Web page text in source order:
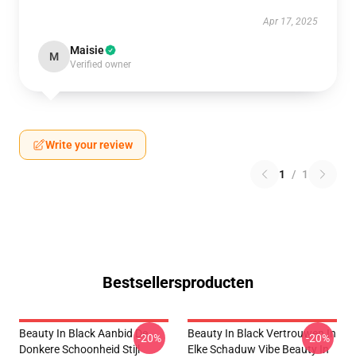
Apr 17, 2025
M Maisie
Verified owner
Write your review
1 / 1
Bestsellersproducten
Beauty In Black Aanbid De
Donkere Schoonheid Stijl
-20%
Beauty In Black Vertrouwen In
Elke Schaduw Vibe Beauty In
-20%